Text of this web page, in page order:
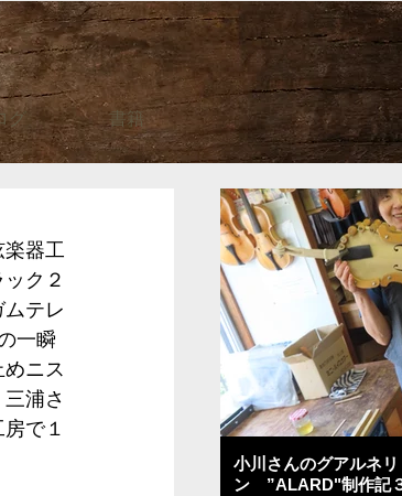
グ 書籍
器工
ク２
テレ
一瞬
ニス
浦さ
で１
小川さんのグアルネ
ン ”ALARD"制作記